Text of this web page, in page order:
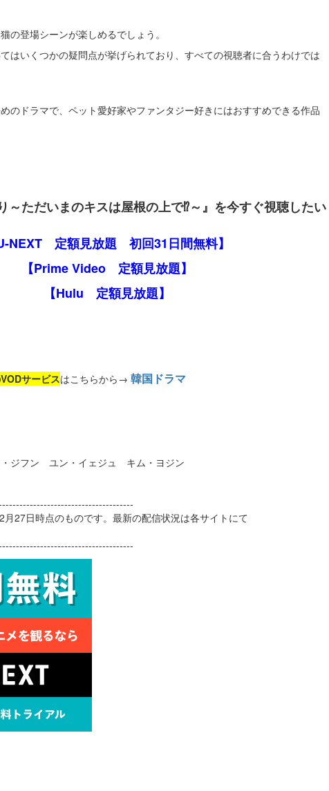
の登場シーンが楽しめるでしょう。
はいくつかの疑問点が挙げられており、すべての視聴者に合うわけでは
のドラマで、ペット愛好家やファンタジー好きにはおすすめできる作品
～ただいまのキスは屋根の上で⁉～』を今すぐ視聴したい
U-NEXT 定額見放題 初回31日間無料】
【Prime Video 定額見放題】
【Hulu 定額見放題】
サービスはこちらから→ 韓国ドラマ
ジフン ユン・イェジュ キム・ヨジン
27日時点のものです。最新の配信状況は各サイトにて